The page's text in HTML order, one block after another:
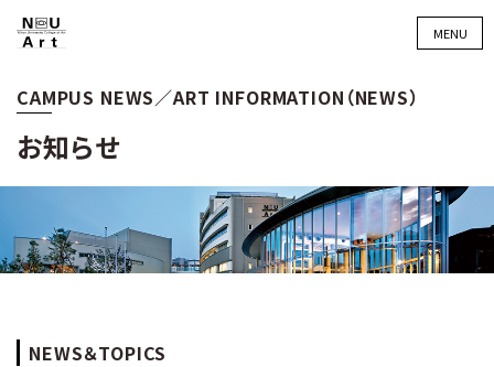
MENU
CAMPUS NEWS／ART INFORMATION（NEWS）
お知らせ
NEWS＆TOPICS